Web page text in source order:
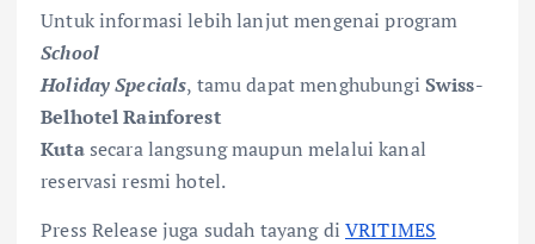
Untuk informasi lebih lanjut mengenai program
School
Holiday Specials, tamu dapat menghubungi Swiss-
Belhotel Rainforest
Kutasecara langsung maupun melalui kanal
reservasi resmi hotel.
Press Release juga sudah tayang diVRITIMES